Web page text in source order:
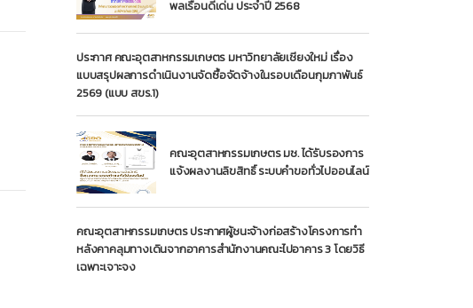
พลเรือนดีเด่น ประจำปี 2568
ประกาศ คณะอุตสาหกรรมเกษตร มหาวิทยาลัยเชียงใหม่ เรื่อง
แบบสรุปผลการดำเนินงานจัดซื้อจัดจ้างในรอบเดือนกุมภาพันธ์
2569 (แบบ สขร.1)
คณะอุตสาหกรรมเกษตร มช. ได้รับรองการ
แจ้งผลงานลิขสิทธิ์ ระบบคำขอทั่วไปออนไลน์
คณะอุตสาหกรรมเกษตร ประกาศผู้ชนะจ้างก่อสร้างโครงการทำ
หลังคาคลุมทางเดินจากอาคารสำนักงานคณะไปอาคาร 3 โดยวิธี
เฉพาะเจาะจง